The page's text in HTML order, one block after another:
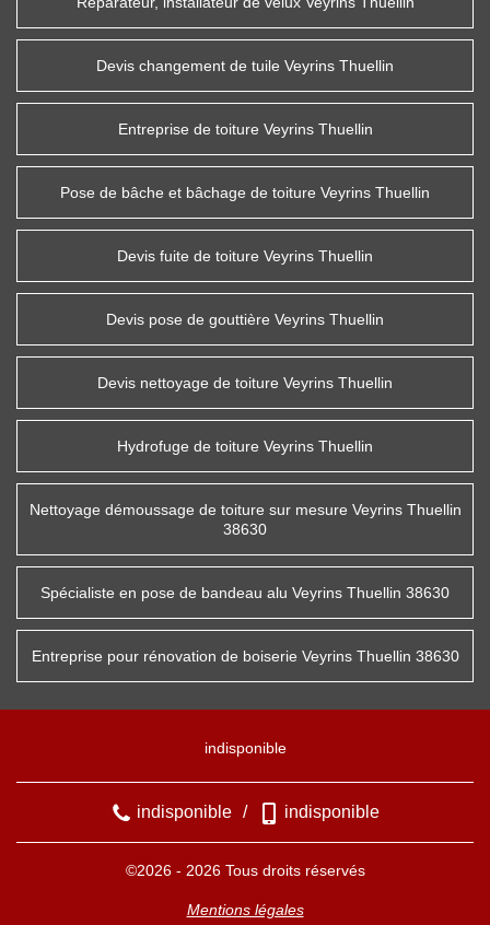
Devis changement de tuile Veyrins Thuellin
Entreprise de toiture Veyrins Thuellin
Pose de bâche et bâchage de toiture Veyrins Thuellin
Devis fuite de toiture Veyrins Thuellin
Devis pose de gouttière Veyrins Thuellin
Devis nettoyage de toiture Veyrins Thuellin
Hydrofuge de toiture Veyrins Thuellin
Nettoyage démoussage de toiture sur mesure Veyrins Thuellin
38630
Spécialiste en pose de bandeau alu Veyrins Thuellin 38630
Entreprise pour rénovation de boiserie Veyrins Thuellin 38630
indisponible
indisponible / indisponible
©2026 - 2026 Tous droits réservés
Mentions légales